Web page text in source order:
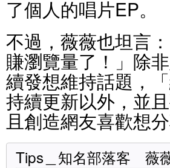
了個人的唱片EP。
不過，薇薇也坦言
賺瀏覽量了！」除
續發想維持話題，
持續更新以外，並
且創造網友喜歡想
Tips＿知名部落客 薇